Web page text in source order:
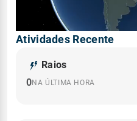
Atividades Recente
Raios
0NA ÚLTIMA HORA